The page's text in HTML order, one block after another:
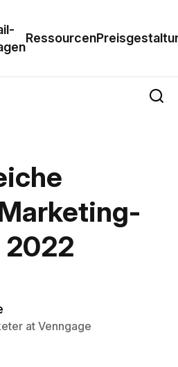
Ressourcen
2022
at Venngage